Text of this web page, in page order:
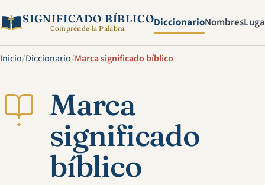
SIGNIFICADO BÍBLICO
Comprende la Palabra. DiccionarioNombres
Inicio/Diccionario/Marca significado bíblico
✦
Marca
significado
bíblico